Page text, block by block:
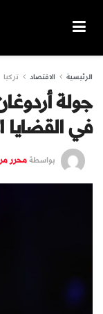
الرئيسية الاقتصاد تركيا
جولة
في القضايا
بواسطةمحرر